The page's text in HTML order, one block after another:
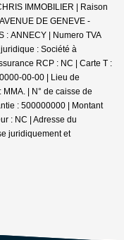
IMMOBILIER | Raison
DE GENEVE -
: ANNECY | Numero TVA
: Société à
RCP : NC | Carte T :
00-00 | Lieu de
| N° de caisse de
: 500000000 | Montant
: NC | Adresse du
juridiquement et